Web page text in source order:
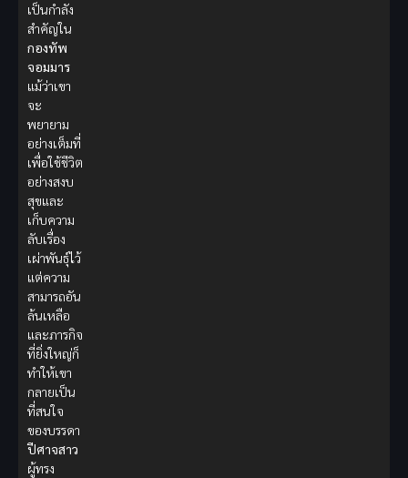
เป็นกำลัง
สำคัญใน
กองทัพ
จอมมาร
แม้ว่าเขา
จะ
พยายาม
อย่างเต็มที่
เพื่อใช้ชีวิต
อย่างสงบ
สุขและ
เก็บความ
ลับเรื่อง
เผ่าพันธุ์ไว้
แต่ความ
สามารถอัน
ล้นเหลือ
และภารกิจ
ที่ยิ่งใหญ่ก็
ทำให้เขา
กลายเป็น
ที่สนใจ
ของบรรดา
ปีศาจสาว
ผู้ทรง